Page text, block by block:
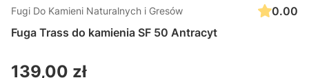
Fugi Do Kamieni Naturalnych i Gresów
0.00
Fuga Trass do kamienia SF 50 Antracyt
Cena
139,00 zł